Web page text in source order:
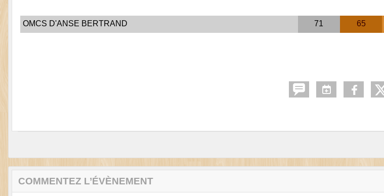
OMCS D'ANSE BERTRAND 71 65
COMMENTEZ L’ÉVÈNEMENT